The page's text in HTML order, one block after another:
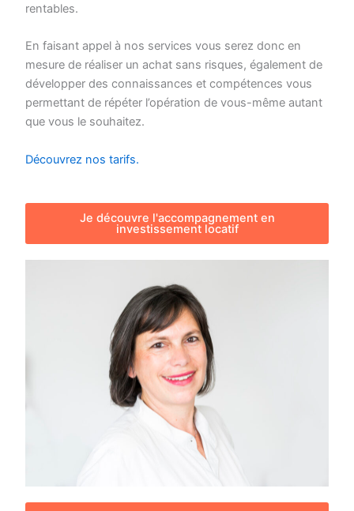
rentables.
En faisant appel à nos services vous serez donc en
mesure de réaliser un achat sans risques, également de
développer des connaissances et compétences vous
permettant de répéter l’opération de vous-même autant
que vous le souhaitez.
Découvrez nos tarifs.
Je découvre l'accompagnement en
investissement locatif